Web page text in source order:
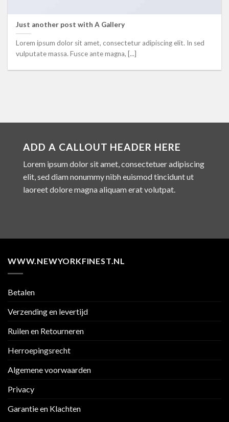
Just another post with A Gallery
Lorem ipsum dolor sit amet, consectetur adipiscing elit. In sed
vulputate massa. Fusce ante magna, [...]
ADD A CALLOUT HEADER HERE
Lorem ipsum dolor sit amet, consectetuer adipiscing
elit, sed diam nonummy nibh euismod tincidunt ut
laoreet dolore magna aliquam erat volutpat.
WWW.NEWYORKFINEST.NL
Betalen
Verzending en levertijd
Ruilen en Retourneren
Herroepingsrecht
Algemene voorwaarden
Privacy
Garantie en Klachten